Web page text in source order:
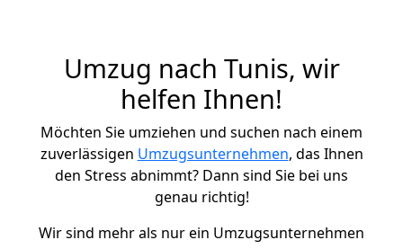
Umzug nach Tunis, wir
helfen Ihnen!
Möchten Sie umziehen und suchen nach einem
zuverlässigen Umzugsunternehmen, das Ihnen
den Stress abnimmt? Dann sind Sie bei uns
genau richtig!
Wir sind mehr als nur ein Umzugsunternehmen